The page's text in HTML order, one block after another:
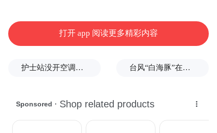
打开 app 阅读更多精彩内容
护士站没开空调、全员向领导打招呼被表扬？上海一民营医院回应 台风“白海豚”在浙江乐清二次登陆